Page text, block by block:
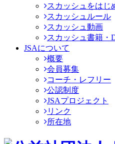
スカッシュをはじ
スカッシュルール
スカッシュ動画
スカッシュ書籍・
JSAについて
概要
会員募集
コーチ・レフリー
公認制度
JSAプロジェクト
リンク
所在地